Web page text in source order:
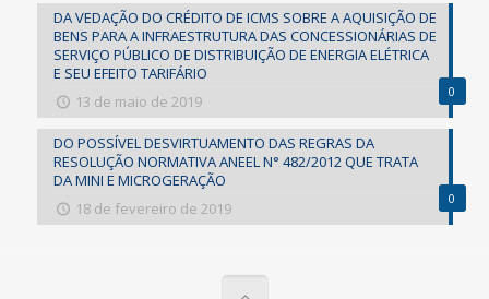
0
DA VEDAÇÃO DO CRÉDITO DE ICMS SOBRE A AQUISIÇÃO DE
BENS PARA A INFRAESTRUTURA DAS CONCESSIONÁRIAS DE
SERVIÇO PÚBLICO DE DISTRIBUIÇÃO DE ENERGIA ELÉTRICA
E SEU EFEITO TARIFÁRIO
13 de maio de 2019
0
DO POSSÍVEL DESVIRTUAMENTO DAS REGRAS DA
RESOLUÇÃO NORMATIVA ANEEL N° 482/2012 QUE TRATA
DA MINI E MICROGERAÇÃO
18 de fevereiro de 2019